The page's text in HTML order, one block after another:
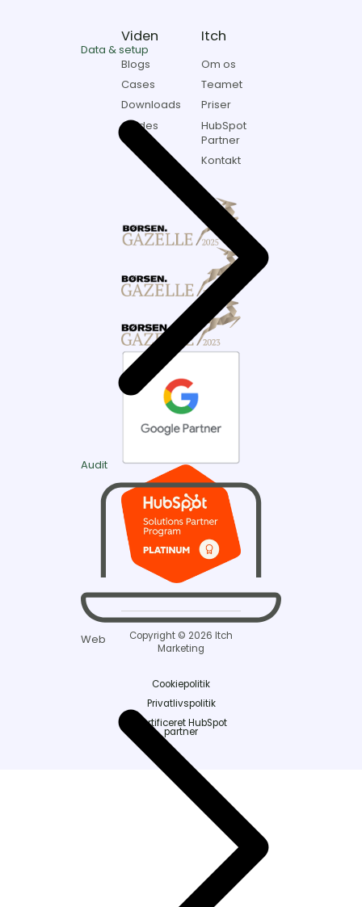
Data & setup
Audit
Web
Viden
Blogs
Cases
Downloads
Guides
Itch
Om os
Teamet
Priser
HubSpot
Partner
Kontakt
Copyright © 2026 Itch
Marketing
Cookiepolitik
Privatlivspolitik
Certificeret HubSpot
partner